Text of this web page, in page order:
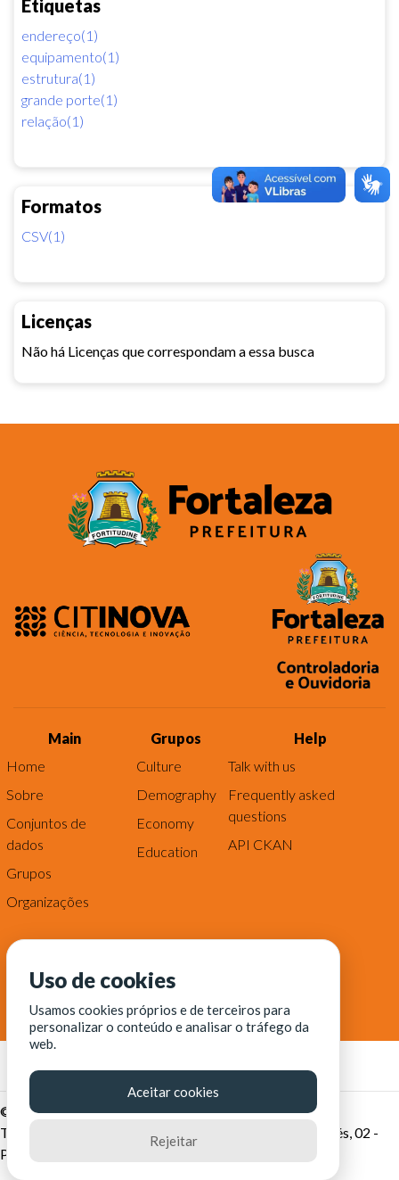
Etiquetas
endereço(1)
equipamento(1)
estrutura(1)
grande porte(1)
relação(1)
Formatos
CSV(1)
Licenças
Não há Licenças que correspondam a essa busca
Main
Home
Sobre
Conjuntos de
dados
Grupos
Organizações
Grupos
Culture
Demography
Economy
Education
Help
Talk with us
Frequently asked
questions
API CKAN
© Fortaleza Digital || CITINOVA - Fundação de Ciência,
Tecnologia e Inovação de Fortaleza - Rua dos Tremembés, 02 -
Praia de Iracema - Fortaleza-CE
Uso de cookies
Usamos cookies próprios e de terceiros para
personalizar o conteúdo e analisar o tráfego da
web.
Aceitar cookies
Rejeitar